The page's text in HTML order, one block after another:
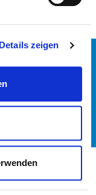
Details zeigen